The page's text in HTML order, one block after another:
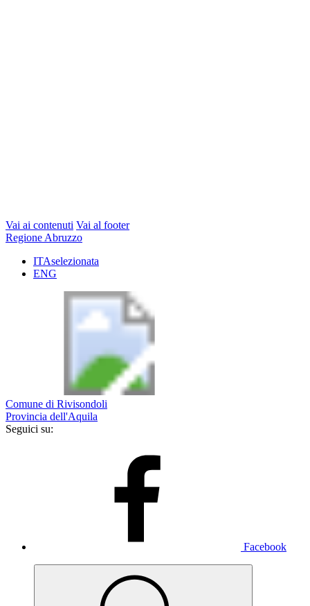
Vai ai contenuti Vai al footer
Regione Abruzzo
ITAselezionata
ENG
Comune di Rivisondoli
Provincia dell'Aquila
Seguici su:
Facebook